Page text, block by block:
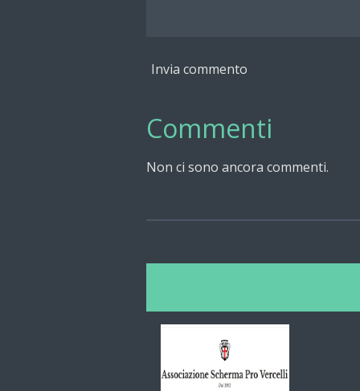
Invia commento
Commenti
Non ci sono ancora commenti.